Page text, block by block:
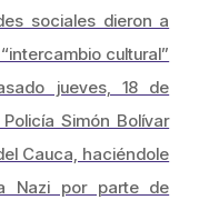
sociales dieron a
cultural”
jueves, 18 de
Simón Bolívar
Cauca, haciéndole
Nazi por parte de